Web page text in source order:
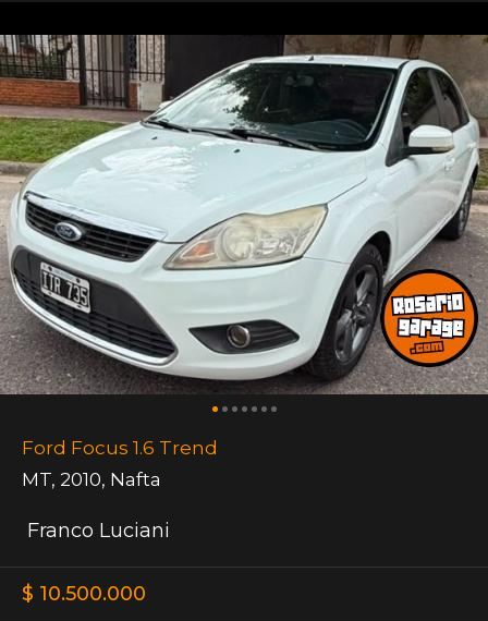
Ford Focus 1.6 Trend
MT, 2010, Nafta
Franco Luciani
$ 10.500.000